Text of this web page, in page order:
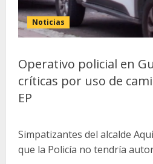
Noticias
Operativo policial en
críticas por uso de
EP
Simpatizantes del alcalde
que la Policía no tendría